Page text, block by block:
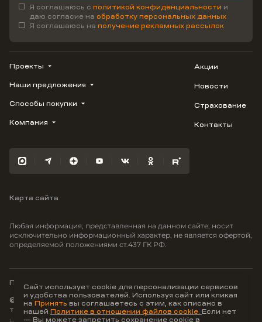
Я соглашаюсь с политикой конфиденциальности и
даю согласие на обработку персональных данных
Я соглашаюсь на получение рекламных рассылок
Проекты
ВЕРН
1799
Флора
Отражение
Моретта
Вместе
Наши предложения
Купить квартиру
Студию
3-комнатную
Способы покупки
Трейд-ин
100% оплата
Компания
Карьера
Акции
Новости
Страхование
Контакты
Карта сайта
Любая информация, представленная на данном сайте, носит
исключительно информационный характер, не является офертой,
определяемой положениями ст.437 ГК РФ.
© ООО Неоагентство, ИНН 9703176621,
тел.:+7 800 707-87-38
Политика конфиденциальности
Сайт использует cookie для персонализации сервисов
и удобства пользователей. Используя сайт или кликая
на Принять вы соглашаетесь с этим, как описано в
нашей Политике в отношении файлов cookie. Если нет
— Вы можете запретить сохранение cookie в